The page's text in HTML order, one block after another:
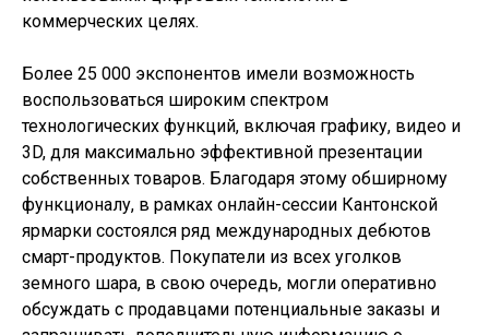
коммерческих целях.
Более 25 000 экспонентов имели возможность
воспользоваться широким спектром
технологических функций, включая графику, видео и
3D, для максимально эффективной презентации
собственных товаров. Благодаря этому обширному
функционалу, в рамках онлайн-сессии Кантонской
ярмарки состоялся ряд международных дебютов
смарт-продуктов. Покупатели из всех уголков
земного шара, в свою очередь, могли оперативно
обсуждать с продавцами потенциальные заказы и